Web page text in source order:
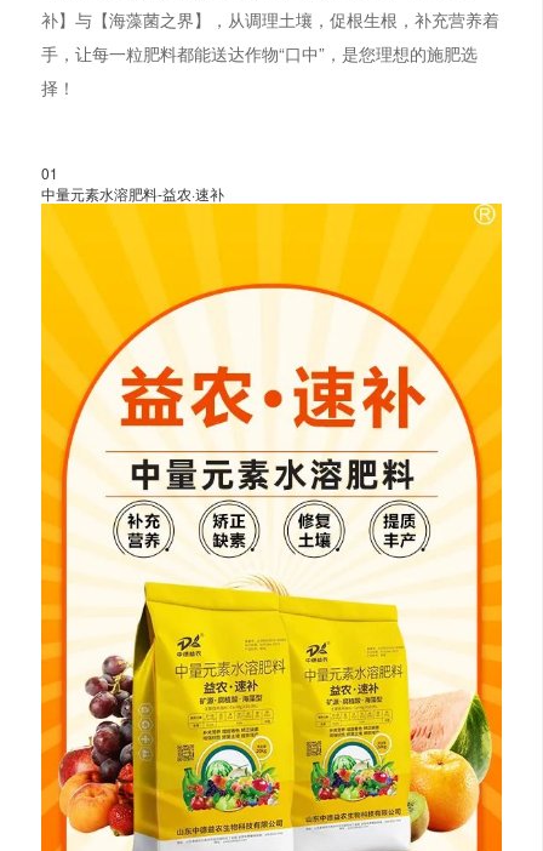
补】与【海藻菌之界】，从调理土壤，促根生根，补充营养着
手，让每一粒肥料都能送达作物“口中”，是您理想的施肥选
择！
01
中量元素水溶肥料-益农·速补